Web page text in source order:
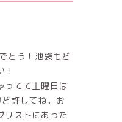
とう！池袋もど
ってて土曜日は
許してね。お
リストにあった